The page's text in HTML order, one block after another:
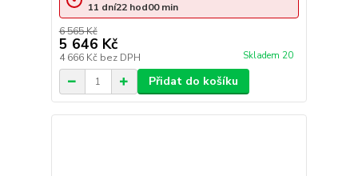
6 565 Kč
5 646 Kč
4 666 Kč bez DPH Skladem 20
11 dní22 hod00min
Přidat do košíku